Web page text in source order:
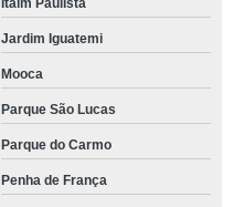
Itaim Paulista
Jardim Iguatemi
Mooca
Parque São Lucas
Parque do Carmo
Penha de França